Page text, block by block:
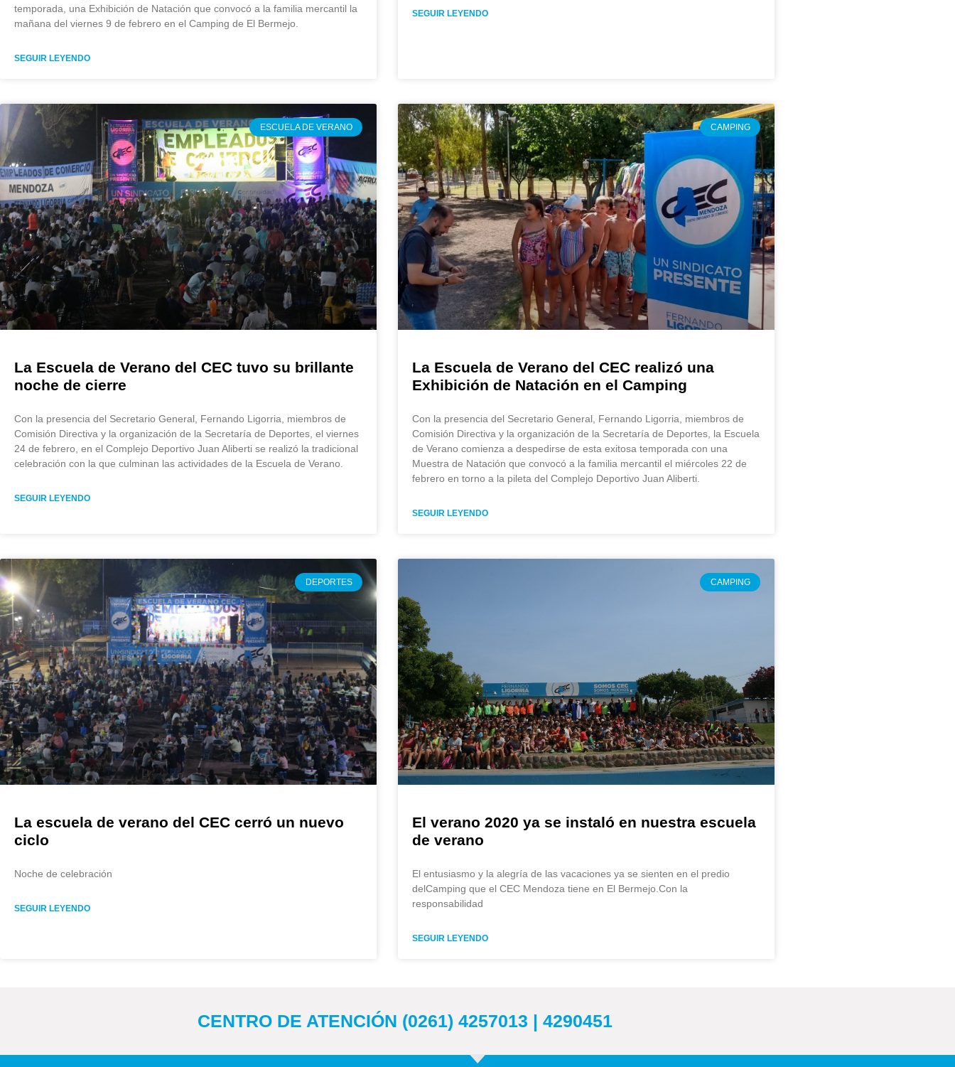
temporada, una Exhibición de Natación que convocó a la familia mercantil la
mañana del viernes 9 de febrero en el Camping de El Bermejo.
SEGUIR LEYENDO
SEGUIR LEYENDO
ESCUELA DE VERANO
La Escuela de Verano del CEC tuvo su brillante
noche de cierre
Con la presencia del Secretario General, Fernando Ligorria, miembros de
Comisión Directiva y la organización de la Secretaría de Deportes, el viernes
24 de febrero, en el Complejo Deportivo Juan Aliberti se realizó la tradicional
celebración con la que culminan las actividades de la Escuela de Verano.
SEGUIR LEYENDO
CAMPING
La Escuela de Verano del CEC realizó una
Exhibición de Natación en el Camping
Con la presencia del Secretario General, Fernando Ligorria, miembros de
Comisión Directiva y la organización de la Secretaría de Deportes, la Escuela
de Verano comienza a despedirse de esta exitosa temporada con una
Muestra de Natación que convocó a la familia mercantil el miércoles 22 de
febrero en torno a la pileta del Complejo Deportivo Juan Aliberti.
SEGUIR LEYENDO
DEPORTES
La escuela de verano del CEC cerró un nuevo
ciclo
Noche de celebración
SEGUIR LEYENDO
CAMPING
El verano 2020 ya se instaló en nuestra escuela
de verano
El entusiasmo y la alegría de las vacaciones ya se sienten en el predio
delCamping que el CEC Mendoza tiene en El Bermejo.Con la
responsabilidad
SEGUIR LEYENDO
CENTRO DE ATENCIÓN (0261) 4257013 | 4290451